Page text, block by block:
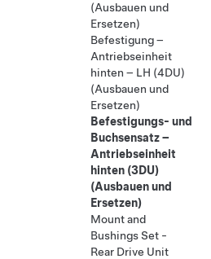
(Ausbauen und
Ersetzen)
Befestigung –
Antriebseinheit
hinten – LH (4DU)
(Ausbauen und
Ersetzen)
Befestigungs- und
Buchsensatz –
Antriebseinheit
hinten (3DU)
(Ausbauen und
Ersetzen)
Mount and
Bushings Set -
Rear Drive Unit